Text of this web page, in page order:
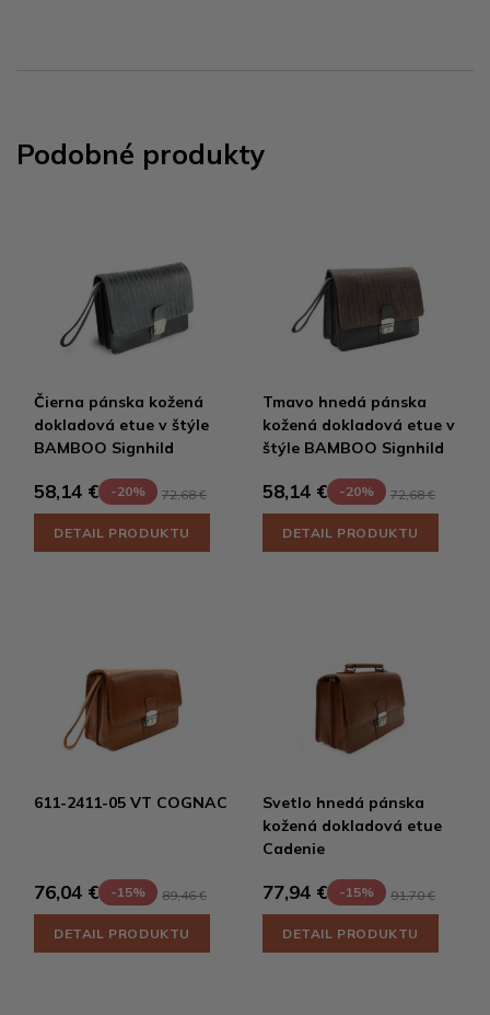
Podobné produkty
Čierna pánska kožená
dokladová etue v štýle
BAMBOO Signhild
58,14 € -20% 72,68 €
DETAIL PRODUKTU
Tmavo hnedá pánska
kožená dokladová etue v
štýle BAMBOO Signhild
58,14 € -20% 72,68 €
DETAIL PRODUKTU
611-2411-05 VT COGNAC
76,04 € -15% 89,46 €
DETAIL PRODUKTU
Svetlo hnedá pánska
kožená dokladová etue
Cadenie
77,94 € -15% 91,70 €
DETAIL PRODUKTU